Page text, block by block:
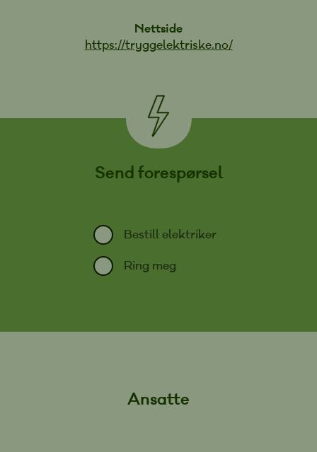
Nettside
https://tryggelektriske.no/
Send forespørsel
Bestill elektriker
Ring meg
Ansatte